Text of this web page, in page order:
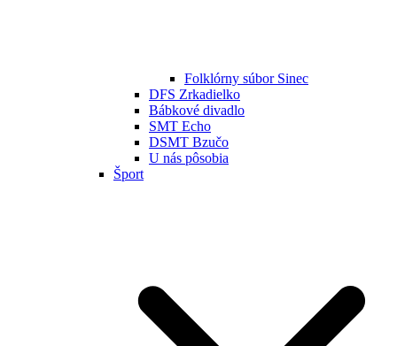
Folklórny súbor Sinec
DFS Zrkadielko
Bábkové divadlo
SMT Echo
DSMT Bzučo
U nás pôsobia
Šport